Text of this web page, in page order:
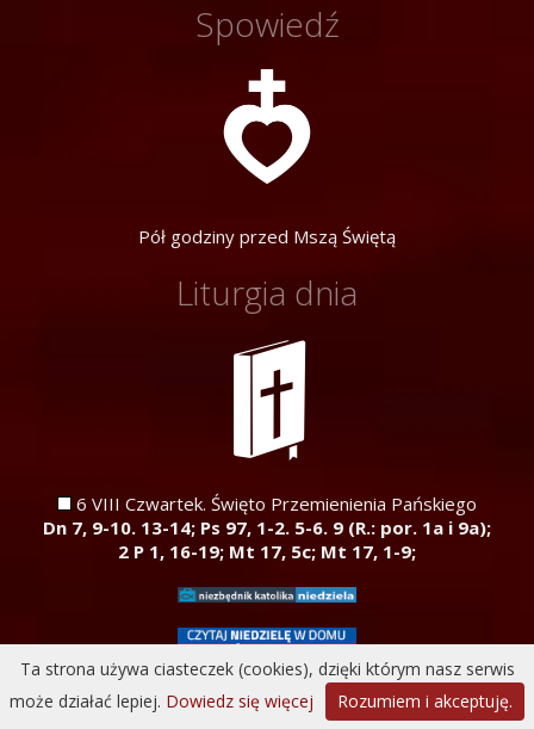
Spowiedź
Pół godziny przed Mszą Świętą
Liturgia dnia
6 VIII Czwartek. Święto Przemienienia Pańskiego
Dn 7, 9-10. 13-14; Ps 97, 1-2. 5-6. 9 (R.: por. 1a i 9a);
2 P 1, 16-19; Mt 17, 5c; Mt 17, 1-9;
Wykonanie:Dobra Strona Parafii| przemyska.pl
Ta strona używa ciasteczek (cookies), dzięki którym nasz serwis
może działać lepiej. Dowiedz się więcej Rozumiem i akceptuję.